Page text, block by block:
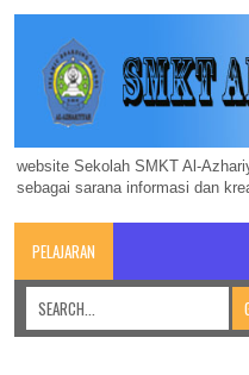
website Sekolah SMKT Al-
sebagai sarana informasi dan
PELAJARAN